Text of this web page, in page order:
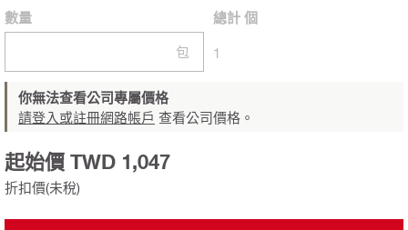
數量
包
總計 個
1
你無法查看公司專屬價格
請登入或註冊網路帳戶 查看公司價格。
折扣價(未稅)
起始價 TWD 1,047